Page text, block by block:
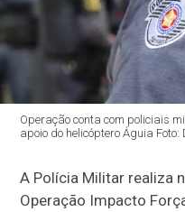
Operação conta com policiais
apoio do helicóptero Águia
A Polícia Militar realiza
Operação Impacto